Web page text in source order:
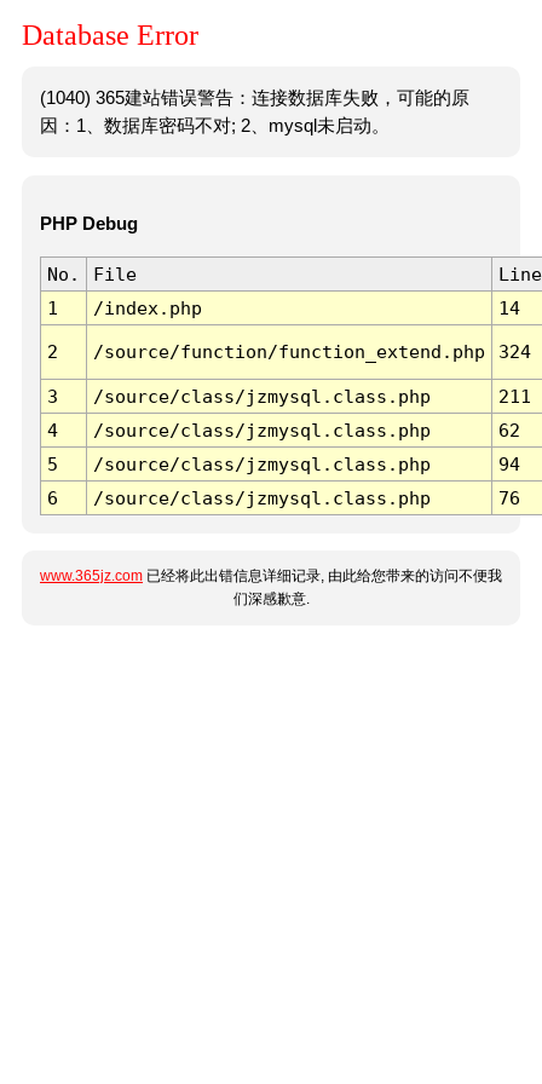
Database Error
(1040) 365建站错误警告：连接数据库失败，可能的原
因：1、数据库密码不对; 2、mysql未启动。
PHP Debug
No. File
Line
1
/index.php 14
2 /source/function/function_extend.php 324
3 /source/class/jzmysql.class.php
211
4
/source/class/jzmysql.class.php
62
5
/source/class/jzmysql.class.php
94
6
/source/class/jzmysql.class.php 76
www.365jz.com 已经将此出错信息详细记录, 由此给您带来的访问不便我
们深感歉意.